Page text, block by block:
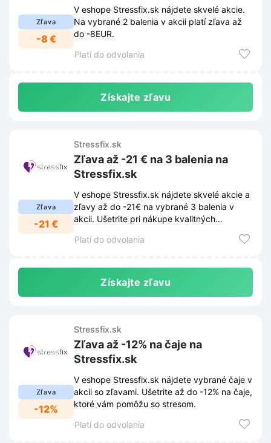
Zľava
-8 €
V eshope Stressfix.sk nájdete skvelé akcie.
Na vybrané 2 balenia v akcii platí zľava až
do -8EUR.
Platí do odvolania
Získajte zľavu
Zľava
-21 €
Stressfix.sk
Zľava až -21 € na 3 balenia na
Stressfix.sk
V eshope Stressfix.sk nájdete skvelé akcie a
zľavy až do -21€ na vybrané 3 balenia v
akcii. Ušetrite pri nákupe kvalitných
Platí do odvolania
Získajte zľavu
Zľava
-12%
Stressfix.sk
Zľava až -12% na čaje na
Stressfix.sk
V eshope Stressfix.sk nájdete vybrané čaje v
akcii so zľavami. Ušetrite až do -12% na čaje,
ktoré vám pomôžu so stresom.
Platí do odvolania